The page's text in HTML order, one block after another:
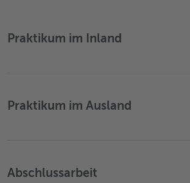
Praktikum im Inland
Praktikum im Ausland
Abschlussarbeit